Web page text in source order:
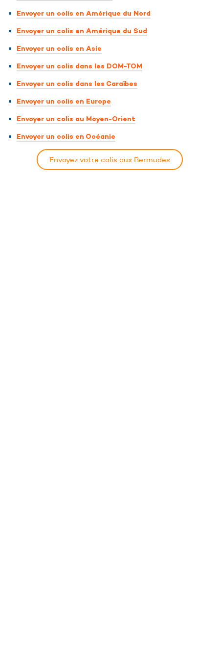
Envoyer un colis en Amérique du Nord
Envoyer un colis en Amérique du Sud
Envoyer un colis en Asie
Envoyer un colis dans les DOM-TOM
Envoyer un colis dans les Caraïbes
Envoyer un colis en Europe
Envoyer un colis au Moyen-Orient
Envoyer un colis en Océanie
Envoyez votre colis aux Bermudes